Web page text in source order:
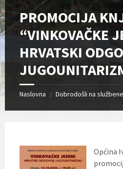
PROMOCIJA
“VINKOVAČKE
HRVATSKI
Naslovna / Dobrodošli na
Općina